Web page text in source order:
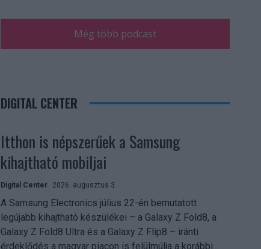
Még több podcast
DIGITAL CENTER
Itthon is népszerűek a Samsung
kihajtható mobiljai
Digital Center 2026. augusztus 3.
A Samsung Electronics július 22-én bemutatott
legújabb kihajtható készülékei – a Galaxy Z Fold8, a
Galaxy Z Fold8 Ultra és a Galaxy Z Flip8 – iránti
érdeklődés a magyar piacon is felülmúlja a korábbi...